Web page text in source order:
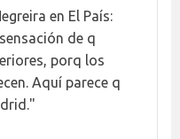
en El País:
de q
porq los
Aquí parece q